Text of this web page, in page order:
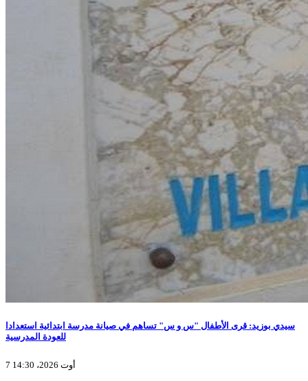
سيدي بوزيد: قرى الأطفال "س و س" تساهم في صيانة مدرسة ابتدائية استعدادا
للعودة المدرسية
7 أوت 2026، 14:30